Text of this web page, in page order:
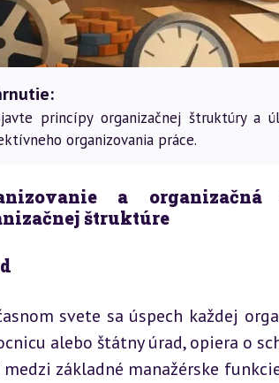
princípy organizačnej štruktúry a
organizovania práce.
a
štruktúre
svete sa úspech každej
alebo štátny úrad, opiera o
základné manažérske